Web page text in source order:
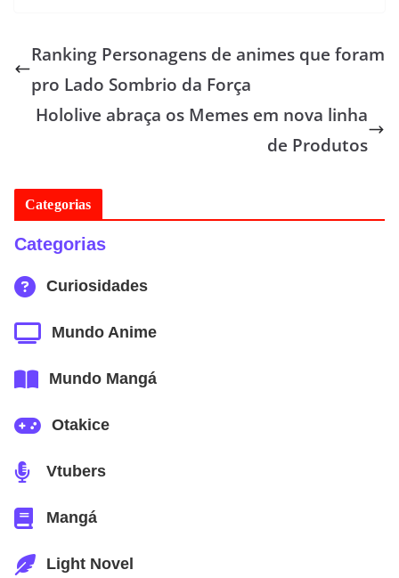
Ranking Personagens de animes que foram
pro Lado Sombrio da Força
Hololive abraça os Memes em nova linha
de Produtos
Categorias
Categorias
Curiosidades
Mundo Anime
Mundo Mangá
Otakice
Vtubers
Mangá
Light Novel